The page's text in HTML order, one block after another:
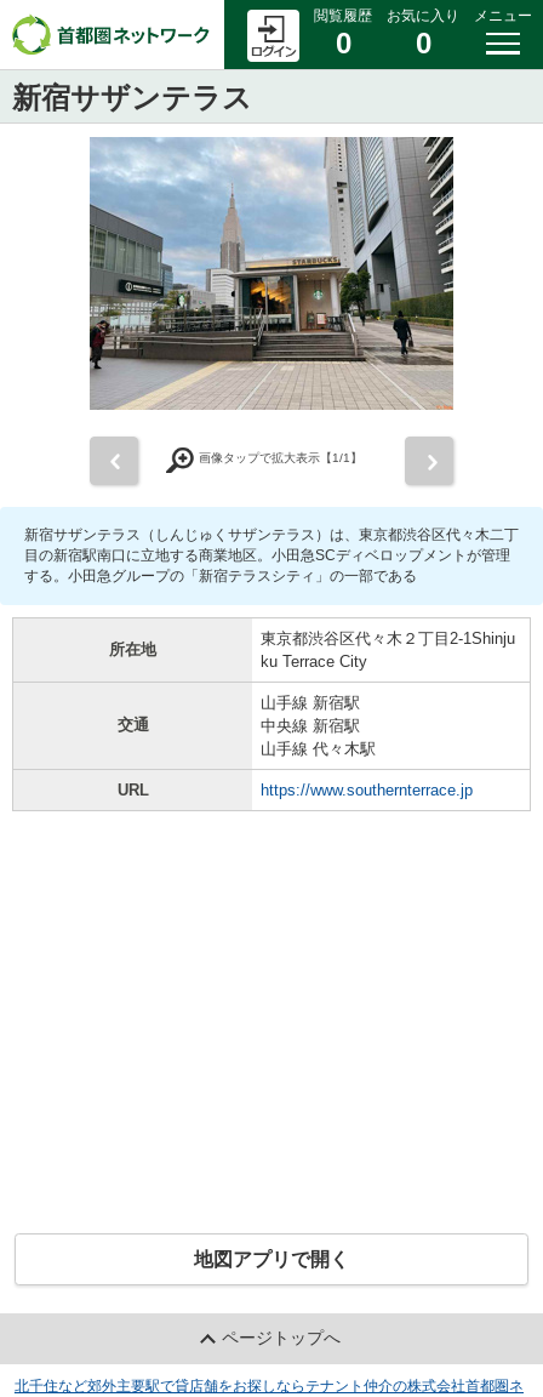
閲覧履歴
0
お気に入り
0
メニュー
新宿サザンテラス
画像タップで拡大表示【1/1】
新宿サザンテラス（しんじゅくサザンテラス）は、東京都渋谷区代々木二丁
目の新宿駅南口に立地する商業地区。小田急SCディベロップメントが管理
する。小田急グループの「新宿テラスシティ」の一部である
所在地
東京都渋谷区代々木２丁目2-1Shinju
ku Terrace City
交通
山手線 新宿駅
中央線 新宿駅
山手線 代々木駅
URL https://www.southernterrace.jp
地図アプリで開く
ページトップへ
北千住など郊外主要駅で貸店舗をお探しならテナント仲介の株式会社首都圏ネ